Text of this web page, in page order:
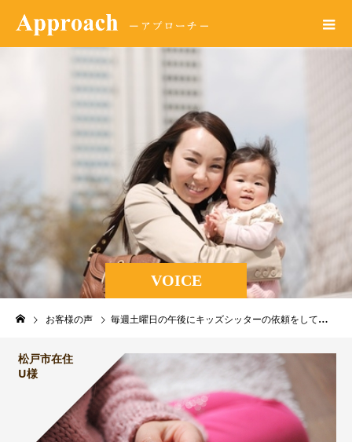
VOICE
お客様の声 毎週土曜日の午後にキッズシッターの依頼をしています。毎週同じシッターさんが来てくださるので、信頼して子供を預けられます。
松戸市在住
U様